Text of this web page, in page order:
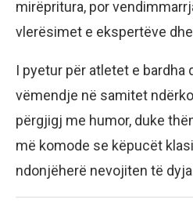
mirëpritura, por
vlerësimet e ekspertëve
I pyetur për atletet e bardha
vëmendje në samitet
përgjigj me humor, duke
më komode se këpucët
ndonjëherë nevojiten të